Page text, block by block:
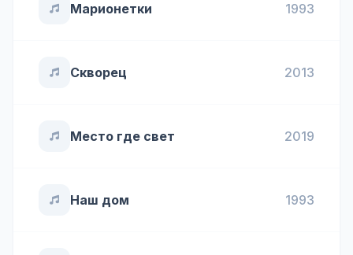
Марионетки 1993
Скворец 2013
Место где свет 2019
Наш дом 1993